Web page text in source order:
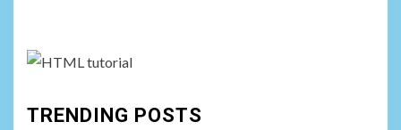
TRENDING POSTS